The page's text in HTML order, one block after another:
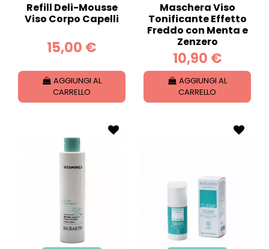
Refill Deli-Mousse
Viso Corpo Capelli
15,00 €
AGGIUNGI AL
CARRELLO
Maschera Viso
Tonificante Effetto
Freddo con Menta e
Zenzero
10,90 €
AGGIUNGI AL
CARRELLO